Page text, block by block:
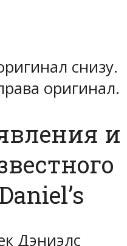
снизу.
оригинал.
и
Дэниэлс